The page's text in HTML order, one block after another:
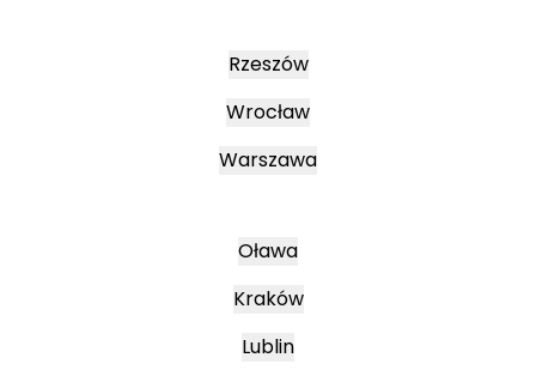
Rzeszów
Wrocław
Warszawa
Oława
Kraków
Lublin